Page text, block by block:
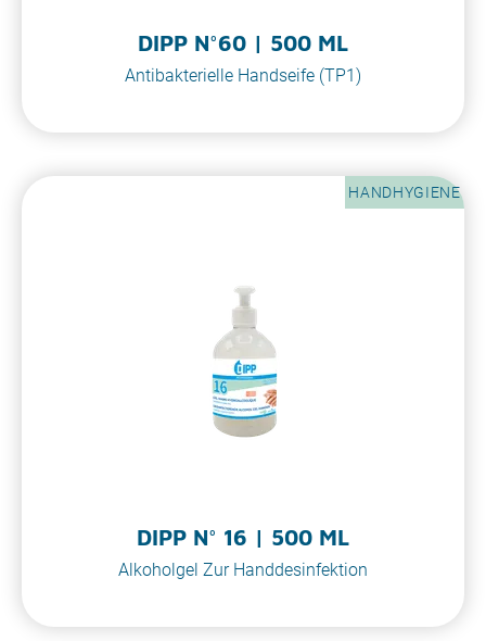
DIPP N°60 | 500 ML
Antibakterielle Handseife (TP1)
HANDHYGIENE
DIPP N° 16 | 500 ML
Alkoholgel Zur Handdesinfektion